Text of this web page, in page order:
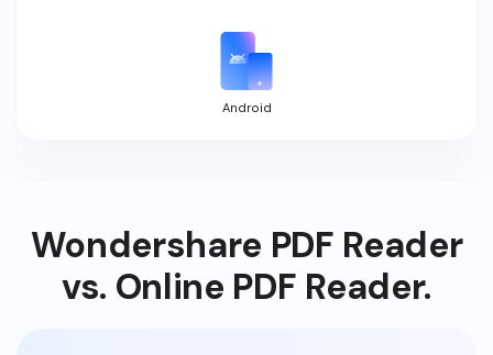
Android
Wondershare PDF Reader
vs. Online PDF Reader.